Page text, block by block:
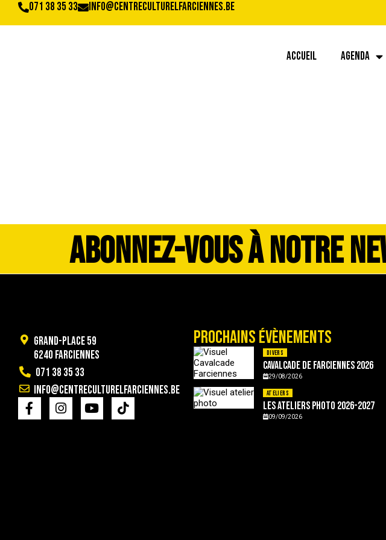
071 38 35 33 info@centreculturelfarciennes.be
ACCUEIL AGENDA
ABONNEZ-VOUS À NOTRE
Grand-Place 59
6240 Farciennes
071 38 35 33
info@centreculturelfarciennes.be
PROCHAINS ÉVÈNEMENTS
Divers
Cavalcade de Farciennes 2026
29/08/2026
Ateliers
Les ateliers photo 2026-2027
09/09/2026